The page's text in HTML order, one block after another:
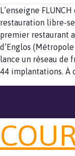
L’enseigne
restauration libre-
premier restaurant
d’Englos
lance un réseau de
44 implantations. À